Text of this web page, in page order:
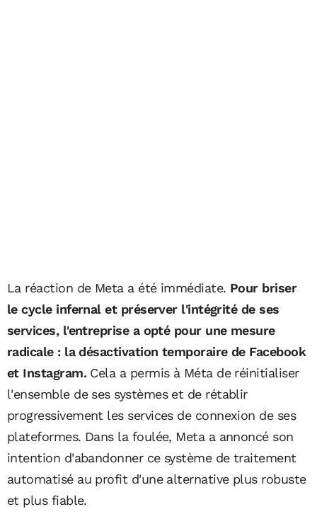
La réaction de Meta a été immédiate. Pour briser
le cycle infernal et préserver l'intégrité de ses
services, l'entreprise a opté pour une mesure
radicale : la désactivation temporaire de Facebook
et Instagram.Cela a permis à Méta de réinitialiser
l'ensemble de ses systèmes et de rétablir
progressivement les services de connexion de ses
plateformes. Dans la foulée, Meta a annoncé son
intention d'abandonner ce système de traitement
automatisé au profit d'une alternative plus robuste
et plus fiable.